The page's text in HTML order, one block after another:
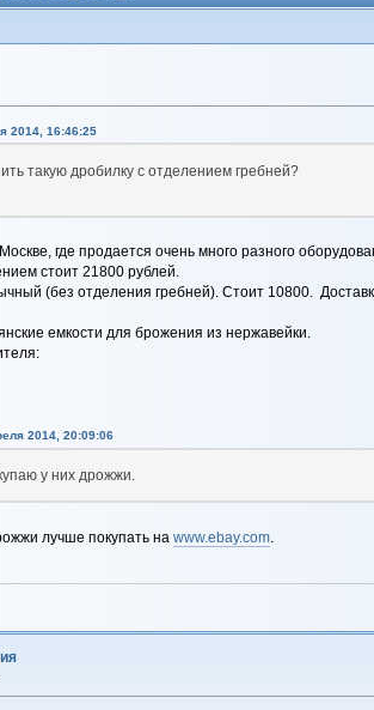
2014, 16:46:25
такую дробилку с отделением гребней?
где продается очень много разного
стоит 21800 рублей.
(без отделения гребней). Стоит 10800.
емкости для брожения из нержавейки.
2014, 20:09:06
у них дрожжи.
лучше покупать на www.ebay.com.